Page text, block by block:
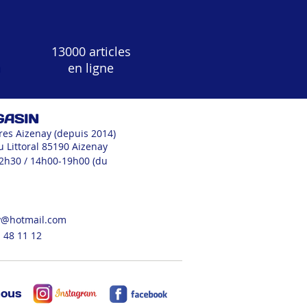
13000 articles
en ligne
Aizenay (depuis 2014)
Littoral 85190 Aizenay
/ 14h00-19h00 (du
48 11 12